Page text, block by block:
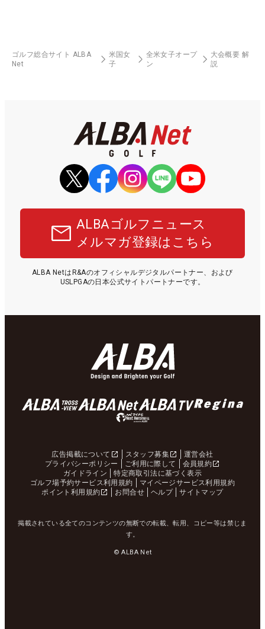
ゴルフ総合サイト ALBA
Net
米国女
子
全米女子オープ
ン
大会概要 解
説
ALBAゴルフニュース
メルマガ登録はこちら
ALBA NetはR&Aのオフィシャルデジタルパートナー、および
USLPGAの日本公式サイトパートナーです。
広告掲載について スタッフ募集
運営会社
プライバシーポリシー
ご利用に際して
会員規約
ガイドライン
特定商取引法に基づく表示
ゴルフ場予約サービス利用規約
マイページサービス利用規約
ポイント利用規約
お問合せ ヘルプ サイトマップ
掲載されている全てのコンテンツの無断での転載、転用、コピー等は禁じま
す。
© ALBA Net